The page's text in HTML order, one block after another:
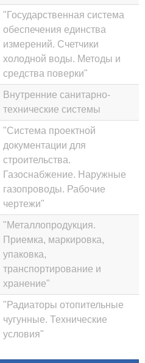
"Государственная система
обеспечения единства
измерений. Счетчики
холодной воды. Методы и
средства поверки"
Внутренние санитарно-
технические системы
"Система проектной
документации для
строительства.
Газоснабжение. Наружные
газопроводы. Рабочие
чертежи"
"Металлопродукция.
Приемка, маркировка,
упаковка,
транспортирование и
хранение"
"Радиаторы отопительные
чугунные. Технические
условия"